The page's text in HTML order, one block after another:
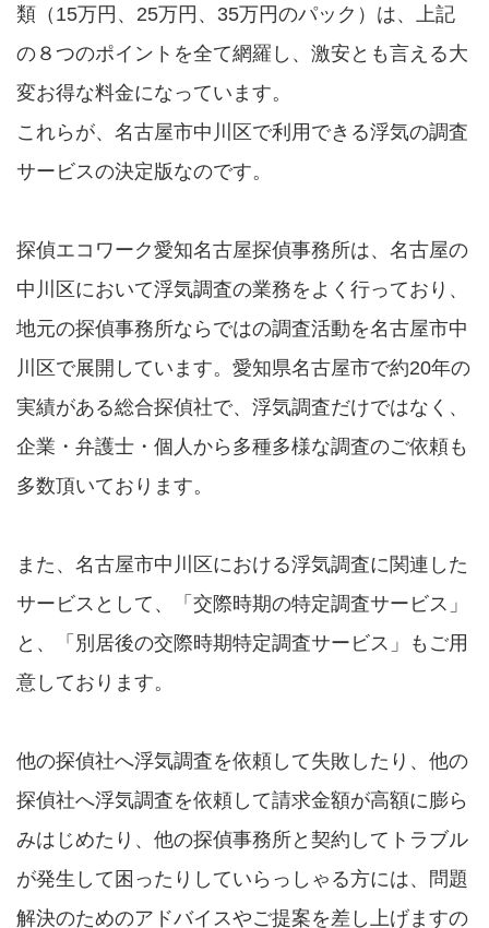
類（15万円、25万円、35万円のパック）は、上記
の８つのポイントを全て網羅し、激安とも言える大
変お得な料金になっています。
これらが、名古屋市中川区で利用できる浮気の調査
サービスの決定版なのです。
探偵エコワーク愛知名古屋探偵事務所は、名古屋の
中川区において浮気調査の業務をよく行っており、
地元の探偵事務所ならではの調査活動を名古屋市中
川区で展開しています。愛知県名古屋市で約20年の
実績がある総合探偵社で、浮気調査だけではなく、
企業・弁護士・個人から多種多様な調査のご依頼も
多数頂いております。
また、名古屋市中川区における浮気調査に関連した
サービスとして、「交際時期の特定調査サービス」
と、「別居後の交際時期特定調査サービス」もご用
意しております。
他の探偵社へ浮気調査を依頼して失敗したり、他の
探偵社へ浮気調査を依頼して請求金額が高額に膨ら
みはじめたり、他の探偵事務所と契約してトラブル
が発生して困ったりしていらっしゃる方には、問題
解決のためのアドバイスやご提案を差し上げますの